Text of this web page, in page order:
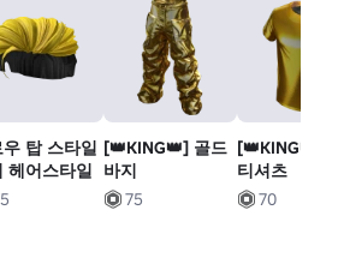
우 탑 스타일
헤어스타일
[👑KING👑] 골드
바지
75
[👑KING👑]
티셔츠
70